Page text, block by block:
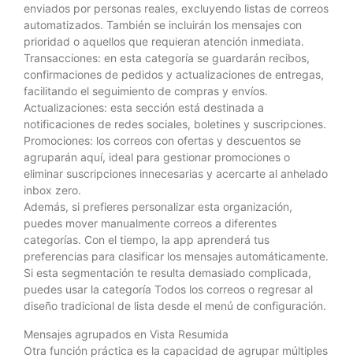
enviados por personas reales, excluyendo listas de correos
automatizados. También se incluirán los mensajes con
prioridad o aquellos que requieran atención inmediata.
Transacciones: en esta categoría se guardarán recibos,
confirmaciones de pedidos y actualizaciones de entregas,
facilitando el seguimiento de compras y envíos.
Actualizaciones: esta sección está destinada a
notificaciones de redes sociales, boletines y suscripciones.
Promociones: los correos con ofertas y descuentos se
agruparán aquí, ideal para gestionar promociones o
eliminar suscripciones innecesarias y acercarte al anhelado
inbox zero.
Además, si prefieres personalizar esta organización,
puedes mover manualmente correos a diferentes
categorías. Con el tiempo, la app aprenderá tus
preferencias para clasificar los mensajes automáticamente.
Si esta segmentación te resulta demasiado complicada,
puedes usar la categoría Todos los correos o regresar al
diseño tradicional de lista desde el menú de configuración.
Mensajes agrupados en Vista Resumida
Otra función práctica es la capacidad de agrupar múltiples